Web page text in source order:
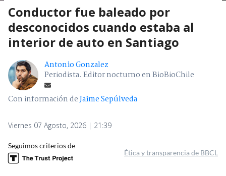
Conductor fue baleado por
desconocidos cuando estaba al
interior de auto en Santiago
Antonio Gonzalez
Periodista. Editor nocturno en BioBioChile
Con información deJaime Sepúlveda
Viernes 07 Agosto, 2026 | 21:39
Seguimos criterios de
Ética y transparencia de BBCL